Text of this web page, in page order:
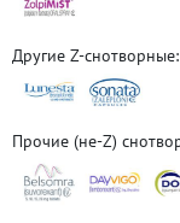
Другие Z-снотворные:
Прочие (не-Z)